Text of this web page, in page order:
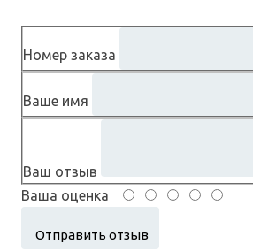
Номер заказа
Ваше имя
Ваш отзыв
Ваша оценка